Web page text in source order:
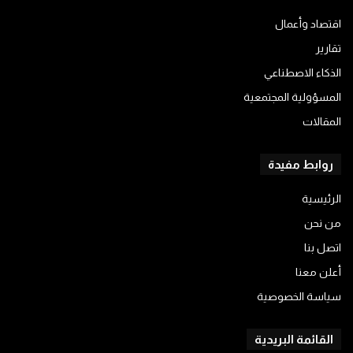
اقتصاد وأعمال
تقارير
الذكاء الاصطناعي
المسؤولية المجتمعية
المقالات
روابط مفيدة
الرئيسية
من نحن
اتصل بنا
أعلن معنا
سياسة الخصوصية
القائمة البريدية